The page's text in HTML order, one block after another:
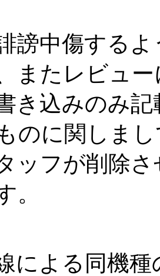
謗中傷するよ
またレビュー
き込みのみ記
のに関しま
ッフが削除さ
。
による同機種